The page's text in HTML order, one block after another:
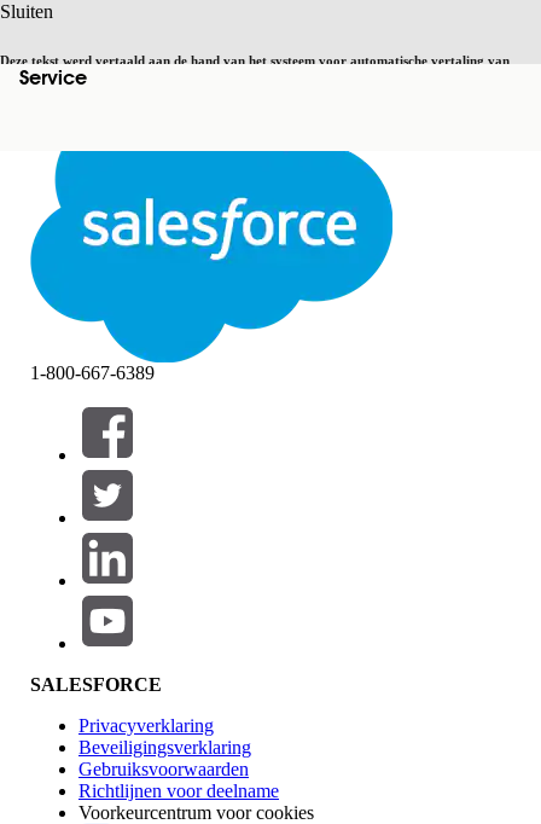
Sluiten
Deze tekst werd vertaald aan de hand van het systeem voor automatische vertaling van
Salesforce. U vindt
Sluiten Sluiten
Service
Filters (0)
FILTERS SELECTEREN
Productgebied
Invloed op functies
1-800-667-6389
SALESFORCE
Privacyverklaring
Beveiligingsverklaring
Gebruiksvoorwaarden
Richtlijnen voor deelname
Voorkeurcentrum voor cookies